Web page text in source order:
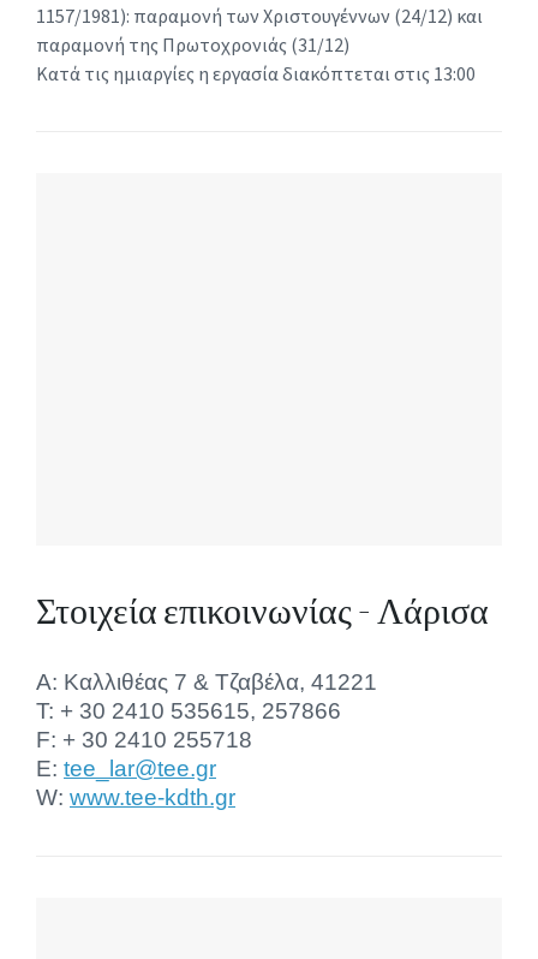
1157/1981): παραμονή των Χριστουγέννων (24/12) και
παραμονή της Πρωτοχρονιάς (31/12)
Κατά τις ημιαργίες η εργασία διακόπτεται στις 13:00
Στοιχεία επικοινωνίας - Λάρισα
A: Καλλιθέας 7 & Τζαβέλα, 41221
T: + 30 2410 535615, 257866
F: + 30 2410 255718
E: tee_lar@tee.gr
W: www.tee-kdth.gr